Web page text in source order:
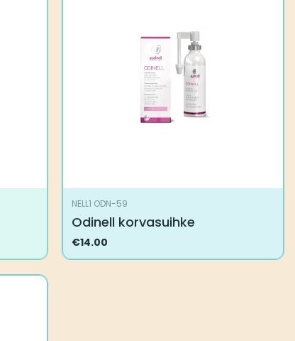
NELL1 ODN-59
Odinell korvasuihke
€14.00